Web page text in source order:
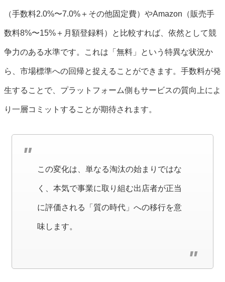
（手数料2.0%〜7.0%＋その他固定費）やAmazon（販売手
数料8%〜15%＋月額登録料）と比較すれば、依然として競
争力のある水準です。これは「無料」という特異な状況か
ら、市場標準への回帰と捉えることができます。手数料が発
生することで、プラットフォーム側もサービスの質向上によ
り一層コミットすることが期待されます。
この変化は、単なる淘汰の始まりではな
く、本気で事業に取り組む出店者が正当
に評価される「質の時代」への移行を意
味します。